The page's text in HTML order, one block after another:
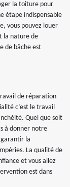
la toiture pour
étape indispensable
vous pouvez louer
la nature de
de bâche est
de réparation
c’est le travail
Quel que soit
à donner notre
la
La qualité de
et vous allez
est dans